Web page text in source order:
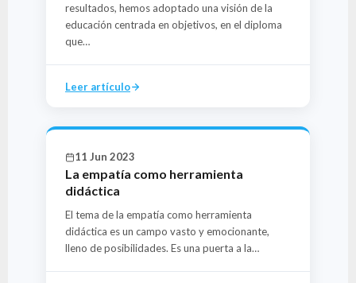
resultados, hemos adoptado una visión de la
educación centrada en objetivos, en el diploma
que…
Leer artículo
11 Jun 2023
La empatía como herramienta
didáctica
El tema de la empatía como herramienta
didáctica es un campo vasto y emocionante,
lleno de posibilidades. Es una puerta a la…